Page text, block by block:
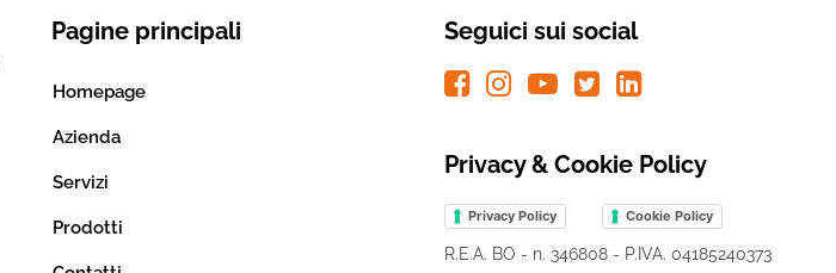
Pagine principali
Homepage
Azienda
Servizi
Prodotti
Seguici sui social
Privacy & Cookie Policy
Privacy Policy Cookie Policy
R.E.A. BO - n. 346808 - P.IVA. 04185240373